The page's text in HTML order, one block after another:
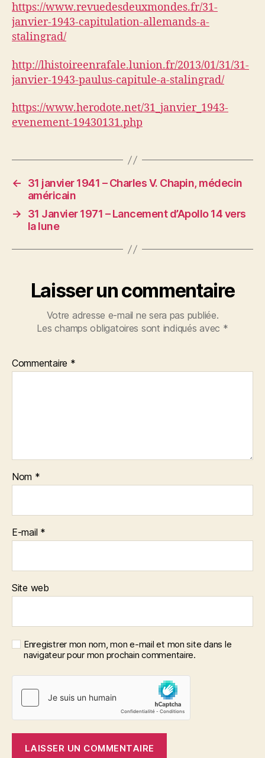
https://www.revuedesdeuxmondes.fr/31-
janvier-1943-capitulation-allemands-a-
stalingrad/
http://lhistoireenrafale.lunion.fr/2013/01/31/31-
janvier-1943-paulus-capitule-a-stalingrad/
https://www.herodote.net/31_janvier_1943-
evenement-19430131.php
←
31 janvier 1941 – Charles V. Chapin, médecin
américain
→
31 Janvier 1971 – Lancement d’Apollo 14 vers
la lune
Laisser un commentaire
Votre adresse e-mail ne sera pas publiée.
Les champs obligatoires sont indiqués avec *
Commentaire *
Nom *
E-mail *
Site web
Enregistrer mon nom, mon e-mail et mon site dans le
navigateur pour mon prochain commentaire.